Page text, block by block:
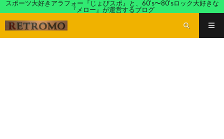
スポーツ大好きアラフォー『じょびスポ』と、60’s〜80’sロック大好きな
『メロー』が運営するブログ